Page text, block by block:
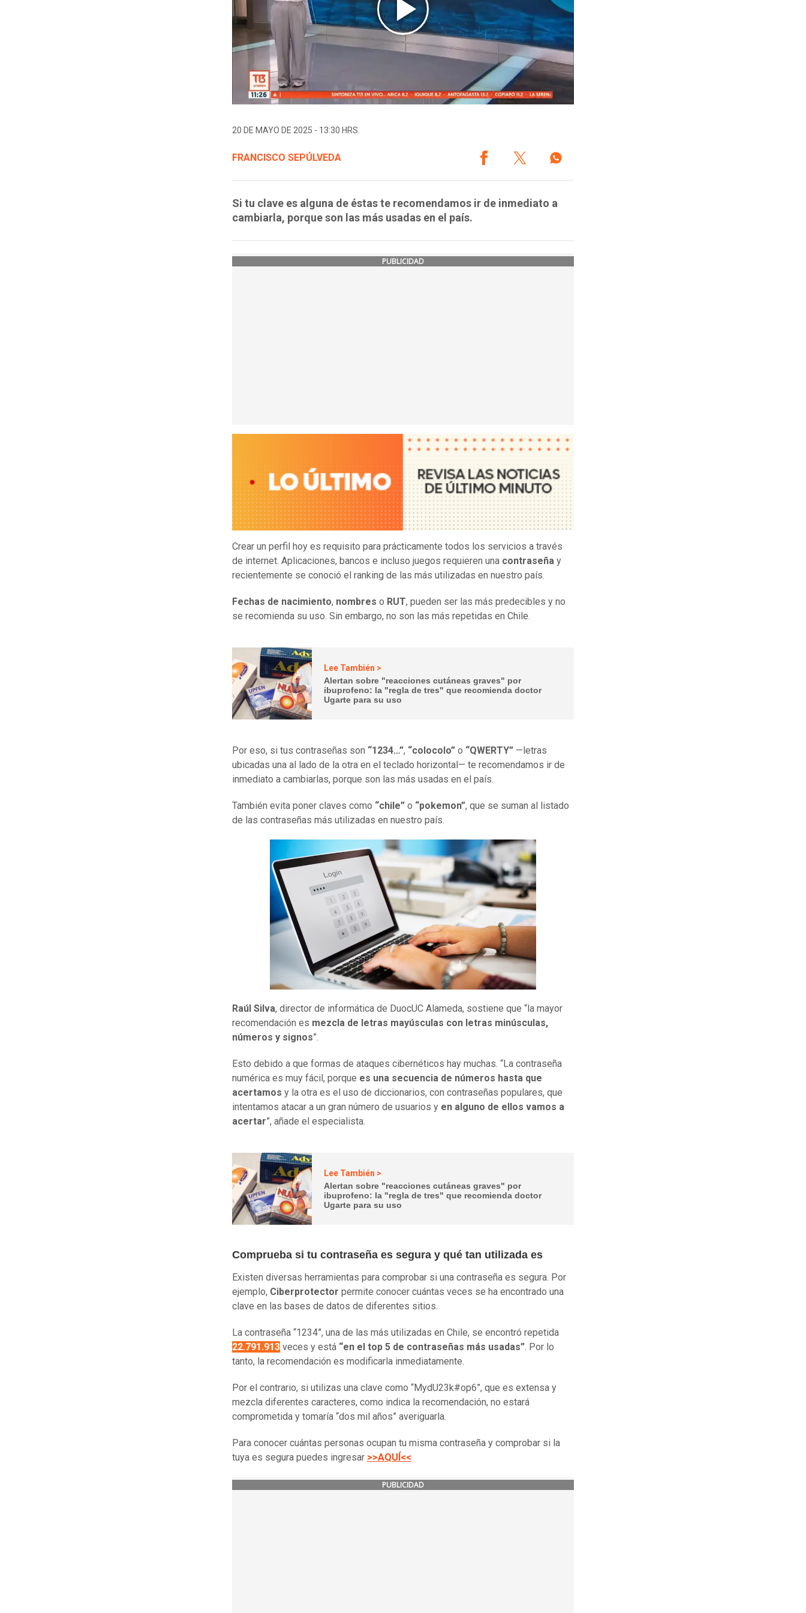
20 DE MAYO DE 2025 - 13:30 HRS.
FRANCISCO SEPÚLVEDA
Si tu clave es alguna de éstas te recomendamos ir de inmediato a
cambiarla, porque son las más usadas en el país.
PUBLICIDAD
Crear un perfil hoy es requisito para prácticamente todos los servicios a través
de internet. Aplicaciones, bancos e incluso juegos requieren una contraseña y
recientemente se conoció el ranking de las más utilizadas en nuestro país.
Fechas de nacimiento, nombres o RUT, pueden ser las más predecibles y no
se recomienda su uso. Sin embargo, no son las más repetidas en Chile.
Lee También >
Alertan sobre "reacciones cutáneas graves" por
ibuprofeno: la "regla de tres" que recomienda doctor
Ugarte para su uso
Por eso, si tus contraseñas son “1234…”, “colocolo” o “QWERTY” —letras
ubicadas una al lado de la otra en el teclado horizontal— te recomendamos ir de
inmediato a cambiarlas, porque son las más usadas en el país.
También evita poner claves como “chile” o “pokemon”, que se suman al listado
de las contraseñas más utilizadas en nuestro país.
Raúl Silva, director de informática de DuocUC Alameda, sostiene que “la mayor
recomendación es mezcla de letras mayúsculas con letras minúsculas,
números y signos”.
Esto debido a que formas de ataques cibernéticos hay muchas. “La contraseña
numérica es muy fácil, porque es una secuencia de números hasta que
acertamos y la otra es el uso de diccionarios, con contraseñas populares, que
intentamos atacar a un gran número de usuarios y en alguno de ellos vamos a
acertar”, añade el especialista.
Lee También >
Alertan sobre "reacciones cutáneas graves" por
ibuprofeno: la "regla de tres" que recomienda doctor
Ugarte para su uso
Comprueba si tu contraseña es segura y qué tan utilizada es
Existen diversas herramientas para comprobar si una contraseña es segura. Por
ejemplo, Ciberprotector permite conocer cuántas veces se ha encontrado una
clave en las bases de datos de diferentes sitios.
La contraseña “1234”, una de las más utilizadas en Chile, se encontró repetida
22.791.913 veces y está “en el top 5 de contraseñas más usadas”. Por lo
tanto, la recomendación es modificarla inmediatamente.
Por el contrario, si utilizas una clave como “MydU23k#op6”, que es extensa y
mezcla diferentes caracteres, como indica la recomendación, no estará
comprometida y tomaría “dos mil años” averiguarla.
Para conocer cuántas personas ocupan tu misma contraseña y comprobar si la
tuya es segura puedes ingresar >>AQUÍ<<
PUBLICIDAD